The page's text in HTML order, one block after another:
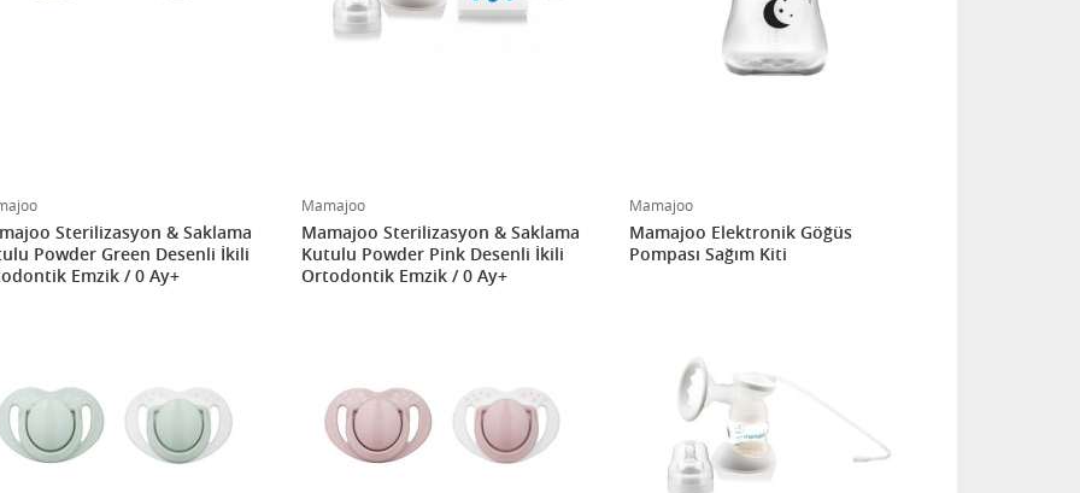
Sterilizasyon & Saklama
Powder Green Desenli İkili
Emzik / 0 Ay+
Mamajoo
Mamajoo Sterilizasyon & Saklama
Kutulu Powder Pink Desenli İkili
Ortodontik Emzik / 0 Ay+
Mamajoo
Mamajoo Elektronik Göğüs
Pompası Sağım Kiti